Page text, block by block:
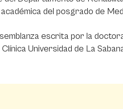
del posgrado de
semblanza escrita por la
Universidad de La